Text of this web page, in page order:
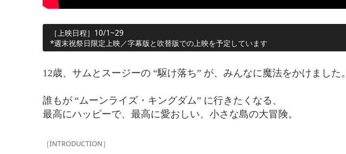
［上映日程］10/1~29
*週末祝祭日限定上映／字幕版と吹替版での上映を予定しています
12歳、サムとスージーの “駆け落ち” が、みんなに魔法をかけました。
誰もが “ムーンライズ・キングダム” に行きたくなる、
最高にハッピーで、最高に愛おしい、小さな島の大冒険。
［INTRODUCTION］